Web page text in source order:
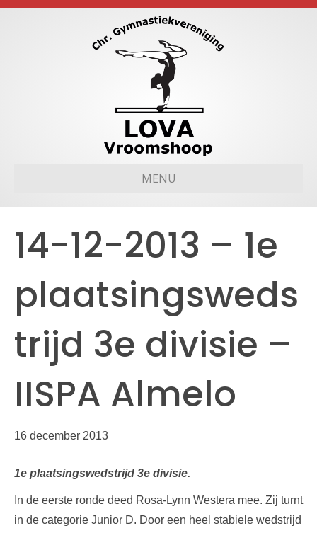
MENU
14-12-2013 – 1e
plaatsingsweds
trijd 3e divisie –
IISPA Almelo
16 december 2013
1e plaatsingswedstrijd 3e divisie.
In de eerste ronde deed Rosa-Lynn Westera mee. Zij turnt
in de categorie Junior D. Door een heel stabiele wedstrijd